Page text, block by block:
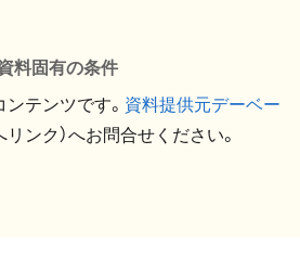
料固有の条件
テンツです。 資料提供元デーベー
リンク）へお問合せください。